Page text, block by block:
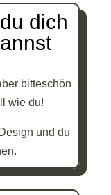
dich
bitteschön
wie du!
und du